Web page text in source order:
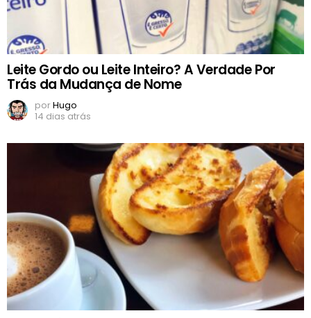
Leite Gordo ou Leite Inteiro? A Verdade Por
Trás da Mudança de Nome
porHugo
14 dias atrás